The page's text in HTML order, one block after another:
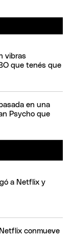
vibras
que tenés que
en una
Psycho que
a Netflix y
conmueve